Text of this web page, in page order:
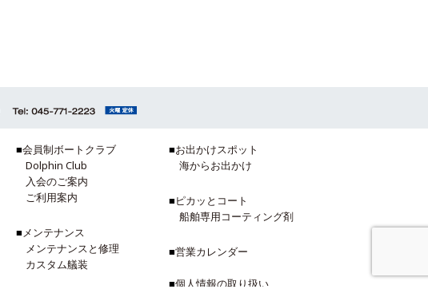
■会員制ボートクラブ
Dolphin Club
入会のご案内
ご利用案内
■メンテナンス
メンテナンスと修理
カスタム艤装
■お出かけスポット
海からお出かけ
■ピカッとコート
船舶専用コーティング剤
■営業カレンダー
■個人情報の取り扱い